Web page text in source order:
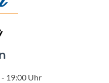
19:00 Uhr